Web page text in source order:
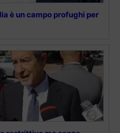
è un campo profughi per